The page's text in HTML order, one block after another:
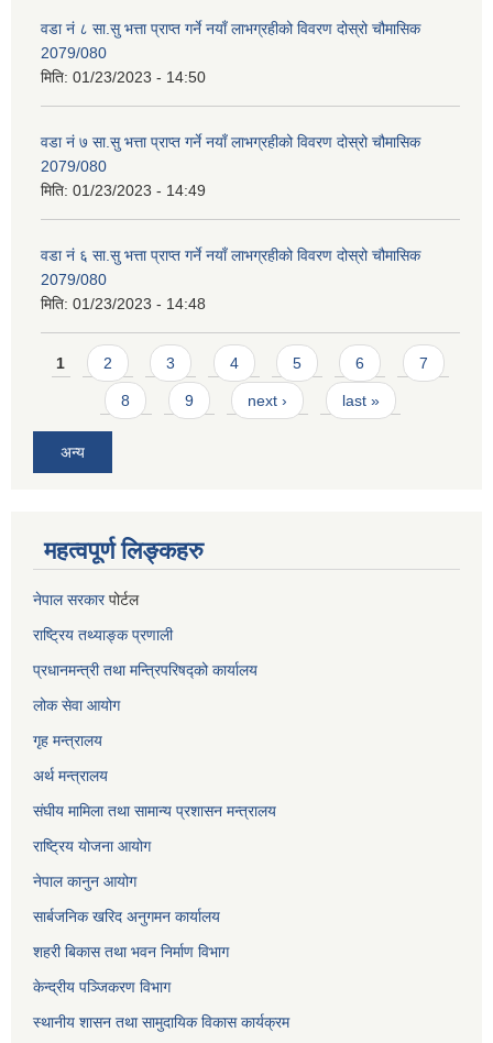
वडा नं ८ सा.सु भत्ता प्राप्त गर्ने नयाँ लाभग्रहीको विवरण दोस्रो चौमासिक
2079/080
मिति: 01/23/2023 - 14:50
वडा नं ७ सा.सु भत्ता प्राप्त गर्ने नयाँ लाभग्रहीको विवरण दोस्रो चौमासिक
2079/080
मिति: 01/23/2023 - 14:49
वडा नं ६ सा.सु भत्ता प्राप्त गर्ने नयाँ लाभग्रहीको विवरण दोस्रो चौमासिक
2079/080
मिति: 01/23/2023 - 14:48
Pages
1 2 3 4 5 6 7
8 9 next › last »
अन्य
महत्वपूर्ण लिङ्कहरु
नेपाल सरकारपोर्टल
राष्ट्रिय तथ्याङ्क प्रणाली
प्रधानमन्त्री तथा मन्त्रिपरिषद्को कार्यालय
लोक सेवाआयोग
गृह मन्त्रालय
अर्थ मन्त्रालय
संघीय मामिला तथा सामान्य प्रशासन मन्त्रालय
राष्ट्रिय योजना आयोग
नेपाल कानुन आयोग
सार्बजनिक खरिद अनुगमन कार्यालय
शहरी बिकास तथा भवन निर्माण विभाग
केन्द्रीय पञ्जिकरण विभाग
स्थानीय शासन तथा सामुदायिक विकास कार्यक्रम